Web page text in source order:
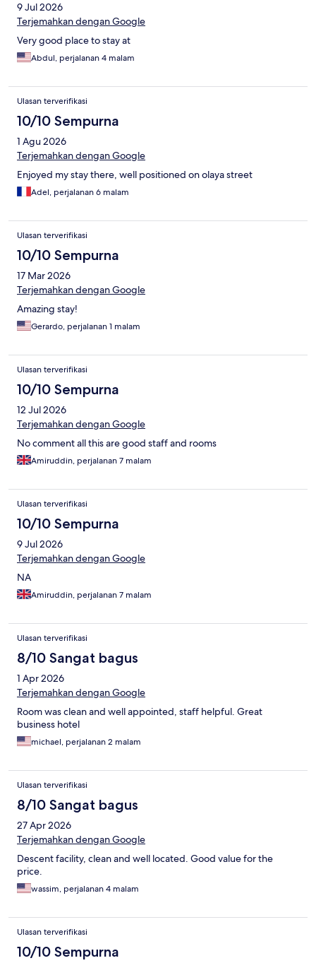
9 Jul 2026
Terjemahkan dengan Google
Very good place to stay at
Abdul, perjalanan 4 malam
Ulasan terverifikasi
10/10 Sempurna
1 Agu 2026
Terjemahkan dengan Google
Enjoyed my stay there, well positioned on olaya street
Adel, perjalanan 6 malam
Ulasan terverifikasi
10/10 Sempurna
17 Mar 2026
Terjemahkan dengan Google
Amazing stay!
Gerardo, perjalanan 1 malam
Ulasan terverifikasi
10/10 Sempurna
12 Jul 2026
Terjemahkan dengan Google
No comment all this are good staff and rooms
Amiruddin, perjalanan 7 malam
Ulasan terverifikasi
10/10 Sempurna
9 Jul 2026
Terjemahkan dengan Google
NA
Amiruddin, perjalanan 7 malam
Ulasan terverifikasi
8/10 Sangat bagus
1 Apr 2026
Terjemahkan dengan Google
Room was clean and well appointed, staff helpful. Great
business hotel
michael, perjalanan 2 malam
Ulasan terverifikasi
8/10 Sangat bagus
27 Apr 2026
Terjemahkan dengan Google
Descent facility, clean and well located. Good value for the
price.
wassim, perjalanan 4 malam
Ulasan terverifikasi
10/10 Sempurna